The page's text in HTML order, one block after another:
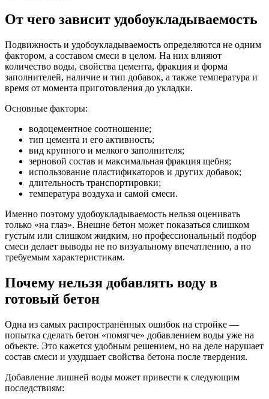
От чего зависит удобоукладываемость
Подвижность и удобоукладываемость определяются не одним
фактором, а составом смеси в целом. На них влияют
количество воды, свойства цемента, фракция и форма
заполнителей, наличие и тип добавок, а также температура и
время от момента приготовления до укладки.
Основные факторы:
водоцементное соотношение;
тип цемента и его активность;
вид крупного и мелкого заполнителя;
зерновой состав и максимальная фракция щебня;
использование пластификаторов и других добавок;
длительность транспортировки;
температура воздуха и самой смеси.
Именно поэтому удобоукладываемость нельзя оценивать
только «на глаз». Внешне бетон может показаться слишком
густым или слишком жидким, но профессиональный подбор
смеси делает выводы не по визуальному впечатлению, а по
требуемым характеристикам.
Почему нельзя добавлять воду в
готовый бетон
Одна из самых распространённых ошибок на стройке —
попытка сделать бетон «помягче» добавлением воды уже на
объекте. Это кажется удобным решением, но на деле нарушает
состав смеси и ухудшает свойства бетона после твердения.
Добавление лишней воды может привести к следующим
последствиям: